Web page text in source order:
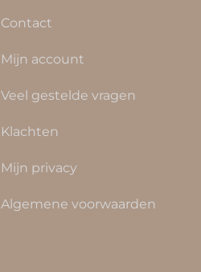
Contact
Mijn account
Veel gestelde vragen
Klachten
Mijn privacy
Algemene voorwaarden